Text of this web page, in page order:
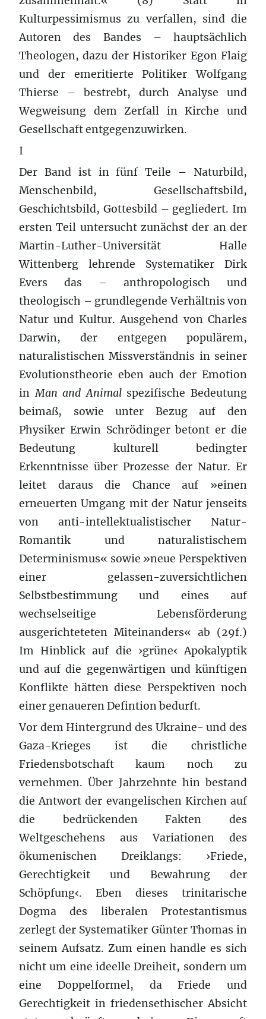
Kulturpessimismus zu verfallen, sind die
Autoren des Bandes – hauptsächlich
Theologen, dazu der Historiker Egon Flaig
und der emeritierte Politiker Wolfgang
Thierse – bestrebt, durch Analyse und
Wegweisung dem Zerfall in Kirche und
Gesellschaft entgegenzuwirken.
I
Der Band ist in fünf Teile – Naturbild,
Menschenbild, Gesellschaftsbild,
Geschichtsbild, Gottesbild – gegliedert. Im
ersten Teil untersucht zunächst der an der
Martin-Luther-Universität Halle
Wittenberg lehrende Systematiker Dirk
Evers das – anthropologisch und
theologisch – grundlegende Verhältnis von
Natur und Kultur. Ausgehend von Charles
Darwin, der entgegen populärem,
naturalistischen Missverständnis in seiner
Evolutionstheorie eben auch der Emotion
inMan and Animalspezifische Bedeutung
beimaß, sowie unter Bezug auf den
Physiker Erwin Schrödinger betont er die
Bedeutung kulturell bedingter
Erkenntnisse über Prozesse der Natur. Er
leitet daraus die Chance auf »einen
erneuerten Umgang mit der Natur jenseits
von anti-intellektualistischer Natur-
Romantik und naturalistischem
Determinismus« sowie »neue Perspektiven
einer gelassen-zuversichtlichen
Selbstbestimmung und eines auf
wechselseitige Lebensförderung
ausgerichteteten Miteinanders« ab (29f.)
Im Hinblick auf die ›grüne‹ Apokalyptik
und auf die gegenwärtigen und künftigen
Konflikte hätten diese Perspektiven noch
einer genaueren Defintion bedurft.
Vor dem Hintergrund des Ukraine- und des
Gaza-Krieges ist die christliche
Friedensbotschaft kaum noch zu
vernehmen. Über Jahrzehnte hin bestand
die Antwort der evangelischen Kirchen auf
die bedrückenden Fakten des
Weltgeschehens aus Variationen des
ökumenischen Dreiklangs: ›Friede,
Gerechtigkeit und Bewahrung der
Schöpfung‹. Eben dieses trinitarische
Dogma des liberalen Protestantismus
zerlegt der Systematiker Günter Thomas in
seinem Aufsatz. Zum einen handle es sich
nicht um eine ideelle Dreiheit, sondern um
eine Doppelformel, da Friede und
Gerechtigkeit in friedensethischer Absicht